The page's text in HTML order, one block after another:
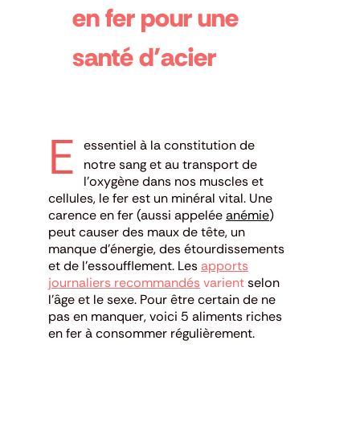
en fer pour une
santé d’acier
E
essentiel à la constitution de
notre sang et au transport de
l’oxygène dans nos muscles et
cellules, le fer est un minéral vital. Une
carence en fer (aussi appeléeanémie)
peut causer des maux de tête, un
manque d’énergie, des étourdissements
et de l’essoufflement. Lesapports
journaliers recommandés varientselon
l’âge et le sexe. Pour être certain de ne
pas en manquer, voici 5 aliments riches
en fer à consommer régulièrement.